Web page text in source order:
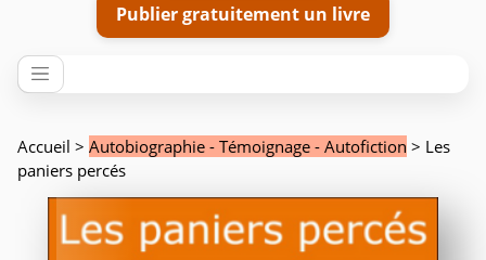
Publier gratuitement un livre
Accueil > Autobiographie - Témoignage - Autofiction > Les
paniers percés